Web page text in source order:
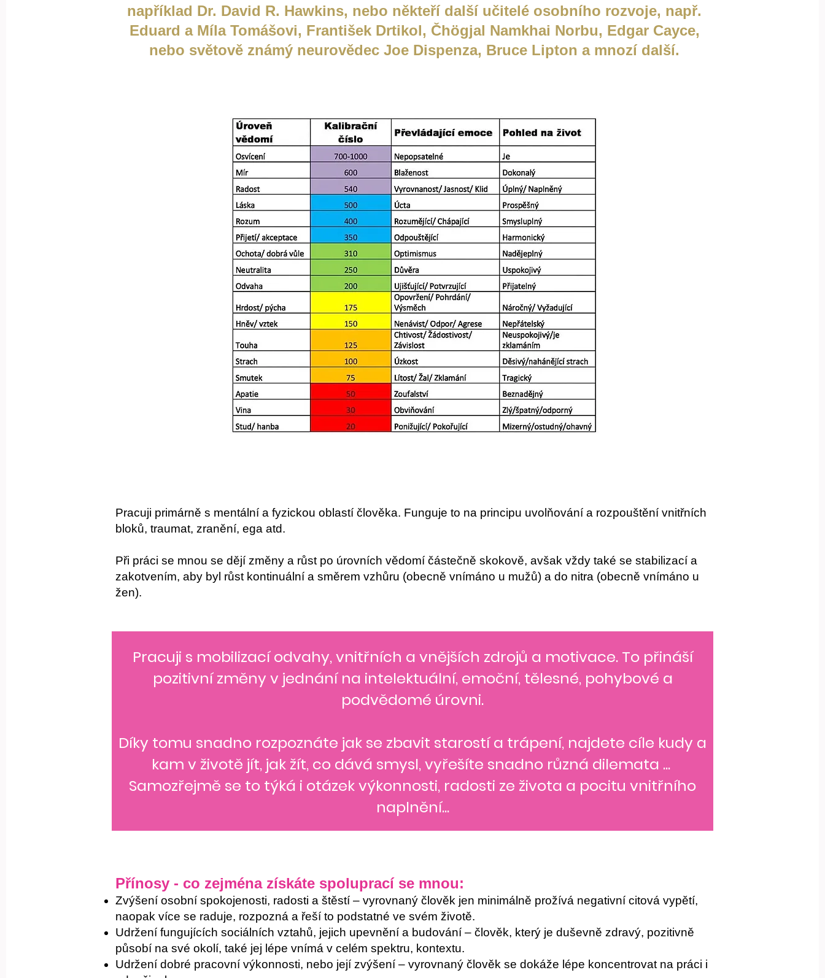
například Dr. David R. Hawkins, nebo někteří další učitelé osobního rozvoje, např.
Eduard a Míla Tomášovi, František Drtikol, Čhögjal Namkhai Norbu, Edgar Cayce,
nebo světově známý neurovědec Joe Dispenza, Bruce Lipton a mnozí další.
Pracuji primárně s mentální a fyzickou oblastí člověka. Funguje to na principu uvolňování a rozpouštění vnitřních
bloků, traumat, zranění, ega atd.
Při práci se mnou se dějí změny a růst po úrovních vědomí částečně skokově, avšak vždy také se stabilizací a
zakotvením, aby byl růst kontinuální a směrem vzhůru (obecně vnímáno u mužů) a do nitra (obecně vnímáno u
žen).
Přínosy - co zejména získáte spolupracíse mnou:
Zvýšení osobní spokojenosti, radosti a štěstí – vyrovnaný člověk jen minimálně prožívá negativní citová vypětí,
naopak více se raduje, rozpozná a řeší to podstatné ve svém životě.
Udržení fungujících sociálních vztahů, jejich upevnění a budování – člověk, který je duševně zdravý, pozitivně
působí na své okolí, také jej lépe vnímá v celém spektru, kontextu.
Udržení dobré pracovní výkonnosti, nebo její zvýšení – vyrovnaný člověk se dokáže lépe koncentrovat na práci i
Pracuji s mobilizací odvahy, vnitřních a vnějších zdrojů a motivace. To přináší
pozitivní změny v jednání na intelektuální, emoční, tělesné, pohybové a
podvědomé úrovni.
Díky tomu snadno rozpoznáte jak se zbavit starostí a trápení, najdete cíle kudy a
kam v životě jít, jak žít, co dává smysl, vyřešíte snadno různá dilemata ...
Samozřejmě se to týká i otázek výkonnosti, radosti ze života a pocitu vnitřního
naplnění...